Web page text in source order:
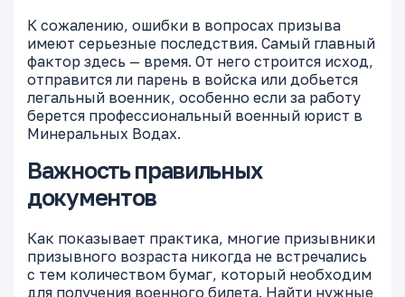
К сожалению, ошибки в вопросах призыва
имеют серьезные последствия. Самый главный
фактор здесь — время. От него строится исход,
отправится ли парень в войска или добьется
легальный военник, особенно если за работу
берется профессиональный военный юрист в
Минеральных Водах.
Важность правильных
документов
Как показывает практика, многие призывники
призывного возраста никогда не встречались
с тем количеством бумаг, который необходим
для получения военного билета. Найти нужные